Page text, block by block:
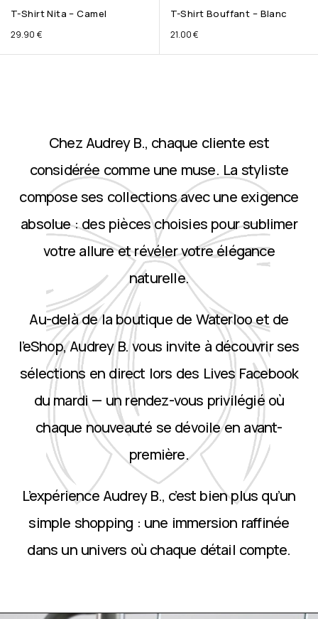
T-Shirt Nita – Camel
29.90 €
T-Shirt Bouffant – Blanc
21.00€
Chez Audrey B., chaque cliente est
considérée comme une muse. La styliste
compose ses collections avec une exigence
absolue : des pièces choisies pour sublimer
votre allure et révéler votre élégance
naturelle.
Au-delà de la boutique de Waterloo et de
l’eShop, Audrey B. vous invite à découvrir ses
sélections en direct lors des Lives Facebook
du mardi — un rendez-vous privilégié où
chaque nouveauté se dévoile en avant-
première.
L’expérience Audrey B., c’est bien plus qu’un
simple shopping : une immersion raffinée
dans un univers où chaque détail compte.